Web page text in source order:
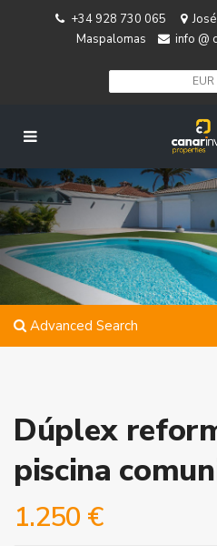
+34 928 730 065
Maspalomas
info @
EUR
Advanced Search
Dúplex
piscina
1.250 €